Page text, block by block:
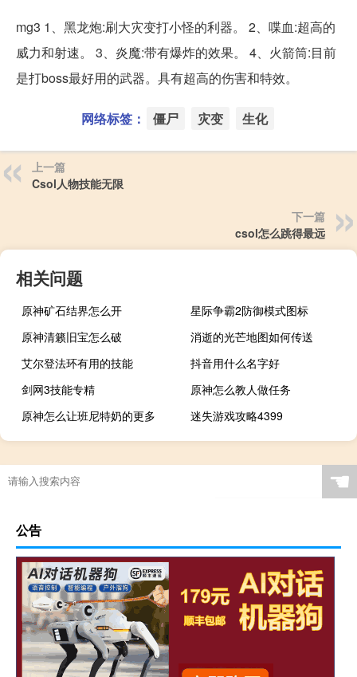
mg3 1、黑龙炮:刷大灾变打小怪的利器。 2、喋血:超高的
威力和射速。 3、炎魔:带有爆炸的效果。 4、火箭筒:目前
是打boss最好用的武器。具有超高的伤害和特效。
网络标签： 僵尸 灾变 生化
上一篇
Csol人物技能无限
下一篇
csol怎么跳得最远
相关问题
原神矿石结界怎么开
星际争霸2防御模式图标
原神清籁旧宝怎么破
消逝的光芒地图如何传送
艾尔登法环有用的技能
抖音用什么名字好
剑网3技能专精
原神怎么教人做任务
原神怎么让班尼特奶的更多
迷失游戏攻略4399
☚
公告